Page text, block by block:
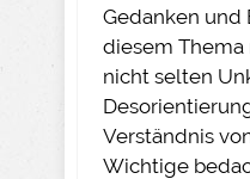
Gedanken und
diesem
nicht selten
Verständnis
Wichtige